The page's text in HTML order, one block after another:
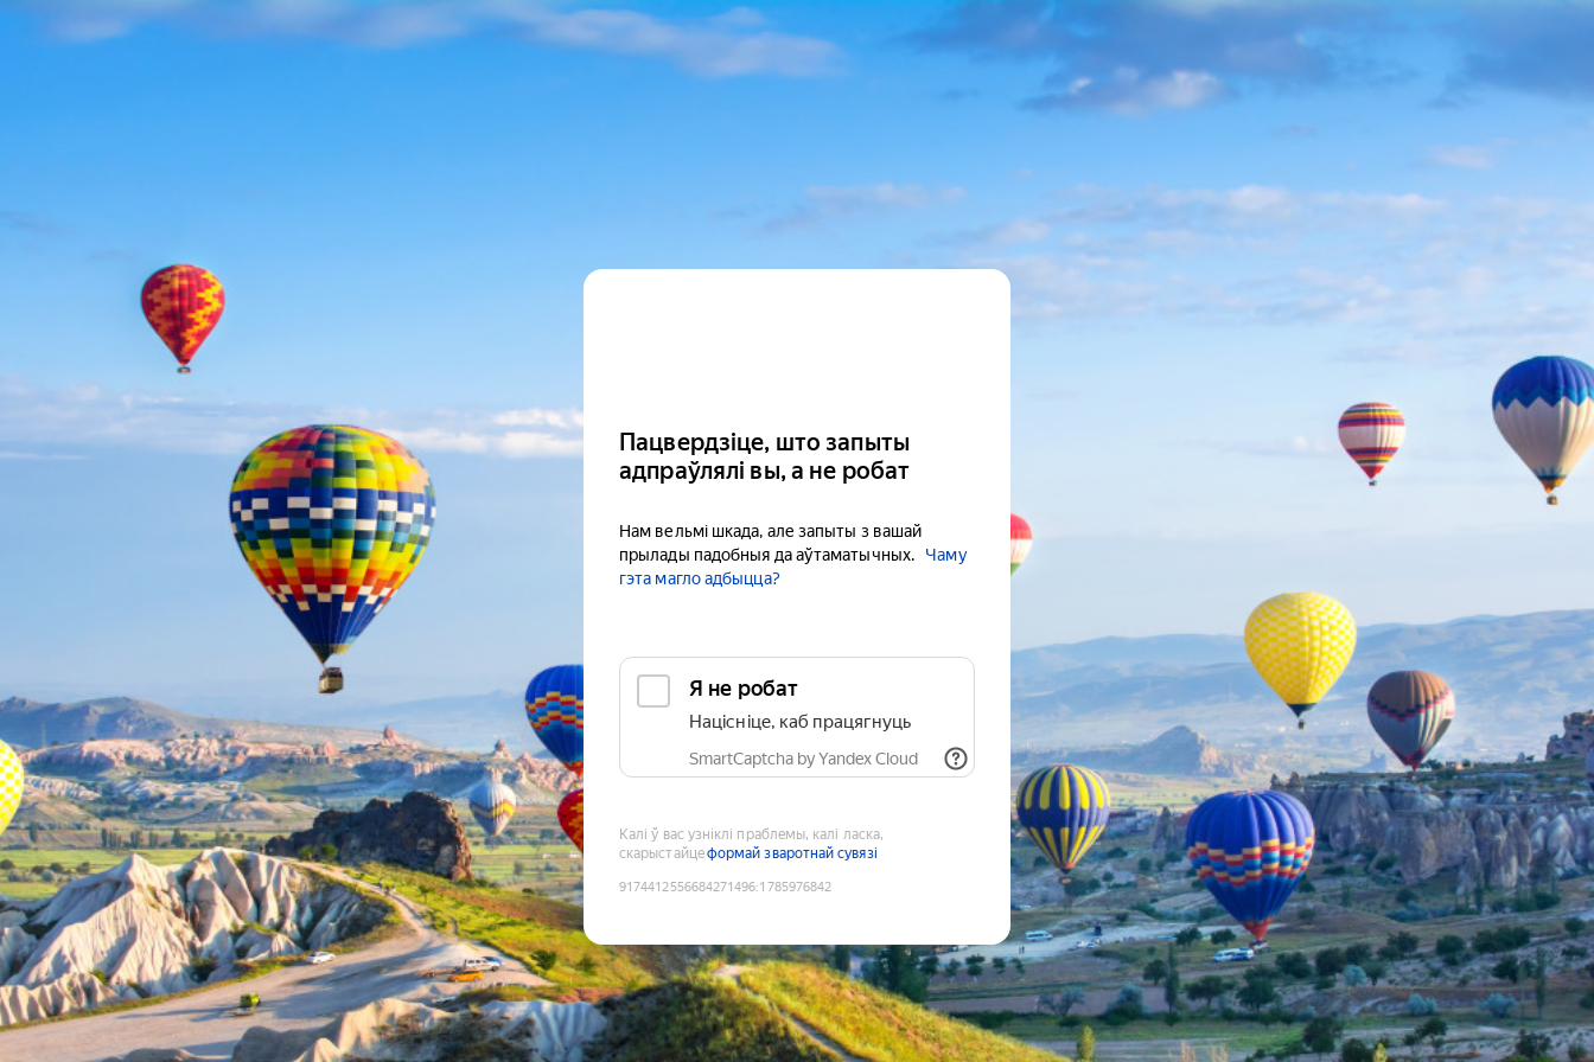
Пацвердзіце, што запыты
адпраўлялі вы, а не робат
Нам вельмі шкада, але запыты з вашай
прылады падобныя да аўтаматычных.
Чаму
гэта магло адбыцца?
Я не робат
Націсніце, каб працягнуць
SmartCaptcha by Yandex Cloud
Калі ў вас узніклі праблемы, калі ласка,
скарыстайцеформай зваротнай сувязі
9174412556684271496:1785976842